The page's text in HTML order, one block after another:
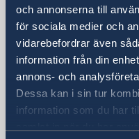
och annonserna till
för sociala medier och
vidarebefordrar även
information från din
annons- och
Dessa kan i sin tur
information som du har
Sveriges
Besöksadress
8ma Udarna
Skopje
Postadress
Embassy of